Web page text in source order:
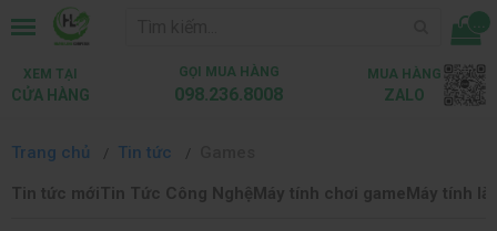
...
XEM TẠI
CỬA HÀNG
GỌI MUA HÀNG
098.236.8008
MUA HÀNG
ZALO
Trang chủ Tin tức
Tin tức mớiTin Tức Công NghệMáy tính chơi gameMáy tính